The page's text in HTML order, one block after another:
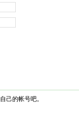
己的帐号吧。